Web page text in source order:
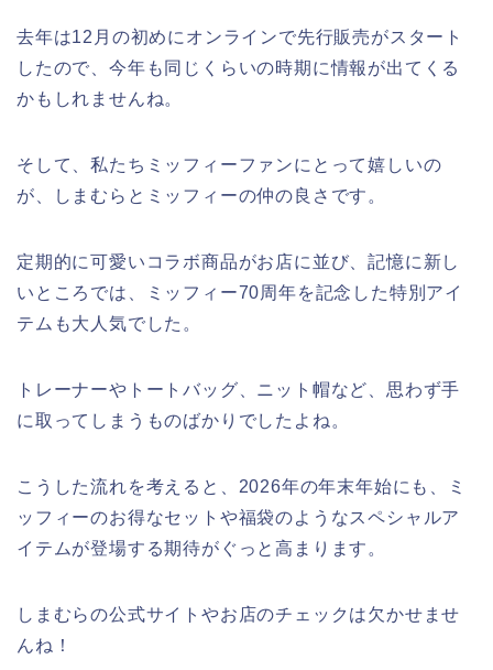
去年は12月の初めにオンラインで先行販売がスタート
したので、今年も同じくらいの時期に情報が出てくる
かもしれませんね。
そして、私たちミッフィーファンにとって嬉しいの
が、しまむらとミッフィーの仲の良さです。
定期的に可愛いコラボ商品がお店に並び、記憶に新し
いところでは、ミッフィー70周年を記念した特別アイ
テムも大人気でした。
トレーナーやトートバッグ、ニット帽など、思わず手
に取ってしまうものばかりでしたよね。
こうした流れを考えると、2026年の年末年始にも、ミ
ッフィーのお得なセットや福袋のようなスペシャルア
イテムが登場する期待がぐっと高まります。
しまむらの公式サイトやお店のチェックは欠かせませ
んね！